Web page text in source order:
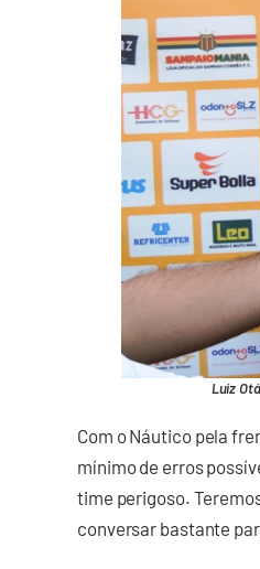
Luiz
Com o Náutico pela
mínimo de erros
time perigoso.
conversar bastante